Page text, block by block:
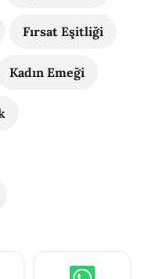
Fırsat Eşitliği
Kadın Emeği